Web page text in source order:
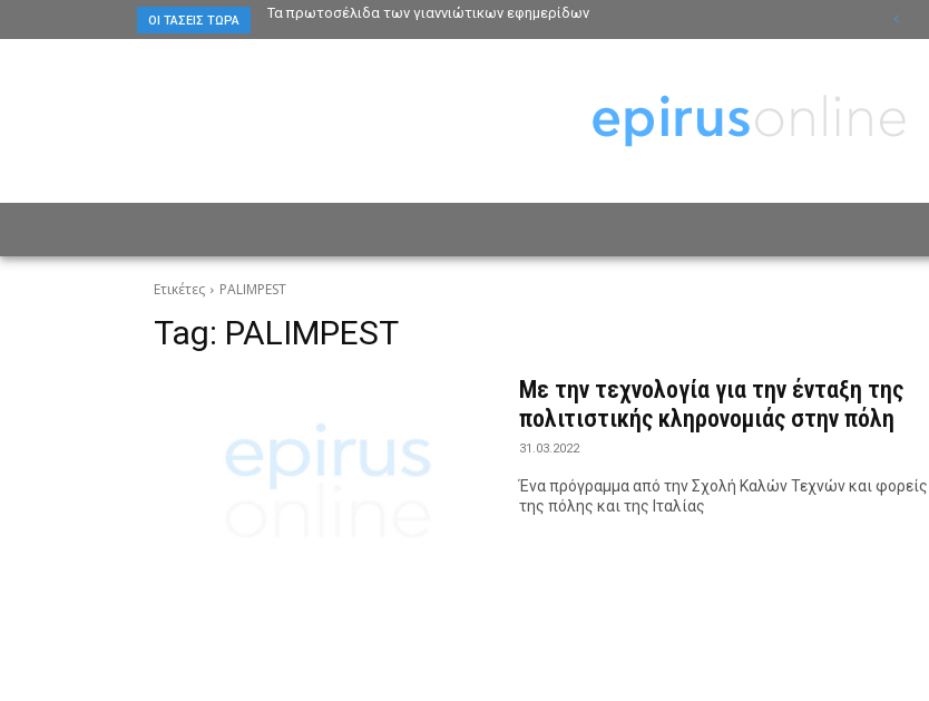
ΟΙ ΤΆΣΕΙΣ ΤΏΡΑ Τα πρωτοσέλιδα των γιαννιώτικων εφημερίδων
Ετικέτες PALIMPEST
Tag: PALIMPEST
Με την τεχνολογία για την ένταξη της
πολιτιστικής κληρονομιάς στην πόλη
31.03.2022
Ένα πρόγραμμα από την Σχολή Καλών Τεχνών και φορείς
της πόλης και της Ιταλίας